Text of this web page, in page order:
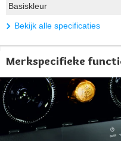
Basiskleur
Bekijk alle specificaties
Merkspecifieke